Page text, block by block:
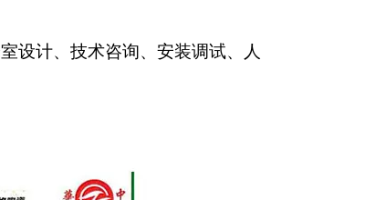
设计、技术咨询、安装调试、人